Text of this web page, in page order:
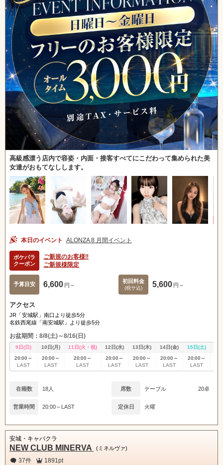
高級感漂う店内で容姿・内面・接客すべてにこだわって集められた美
女達がおもてなしします。
本日のイベント ALONZA 8 月間イベント
ポケパラ
クーポン
ご新規のお客様‼️
ご新規様限定
予算目安 6,600 円～
初回料金
(税サ込) 5,600 円～
アクセス
JR「安城駅」南口より徒歩5分
名鉄西尾線「南安城駅」より徒歩5分
お盆期間：8/8(土)～8/16(日)
9日(日) 10日(月) 11日(火・祝) 12日(水) 13日(木) 14日(金) 15日(土)
20:00～
LAST
20:00～
LAST
20:00～
LAST
20:00～
LAST
20:00～
LAST
20:00～
LAST
20:00～
LAST
在籍数 18人 席数 テーブル 20卓
営業時間 20:00～LAST 定休日 火曜
安城・キャバクラ
NEW CLUB MINERVA (ミネルヴァ)
37件 1891pt